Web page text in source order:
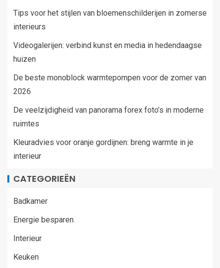
Tips voor het stijlen van bloemenschilderijen in zomerse
interieurs
Videogalerijen: verbind kunst en media in hedendaagse
huizen
De beste monoblock warmtepompen voor de zomer van
2026
De veelzijdigheid van panorama forex foto’s in moderne
ruimtes
Kleuradvies voor oranje gordijnen: breng warmte in je
interieur
CATEGORIEËN
Badkamer
Energie besparen
Interieur
Keuken